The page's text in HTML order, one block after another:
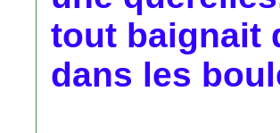
tout baignait
dans les